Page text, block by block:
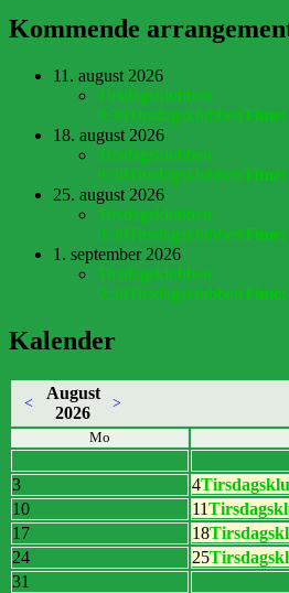
Kommende
11. august 2026
Tirsdagsklubben
9:30TirsdagsklubbenTime:
18. august 2026
Tirsdagsklubben
9:30TirsdagsklubbenTime:
25. august 2026
Tirsdagsklubben
9:30TirsdagsklubbenTime:
1. september 2026
Tirsdagsklubben
9:30TirsdagsklubbenTime:
Kalender
<
August
2026
>
Mo
3
4
10
11
17
18
24
25
31